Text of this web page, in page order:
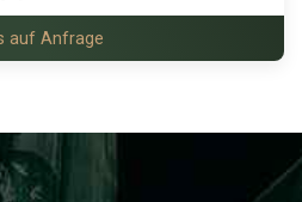
auf Anfrage